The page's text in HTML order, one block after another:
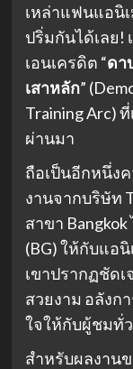
เหล่าแฟนแอนิ
ปริ่มกันได้เลย!
เอนเครดิต “ดา
เสาหลัก”
Training Arc)
ผ่านมา
ถือเป็นอีกหนึ่ง
งานจากบริษัท
สาขา
(BG) ให้กับแอ
เขาปรากฏชัดเ
สวยงาม อลังก
ใจให้กับผู้ชมทั่
สำหรับผลงาน